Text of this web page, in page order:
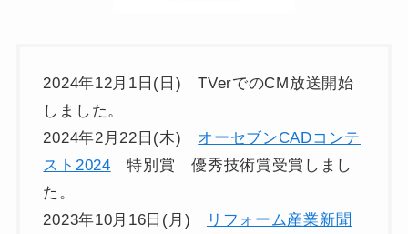
2024年12月1日(日) TVerでのCM放送開始
しました。
2024年2月22日(木) オーセブンCADコンテ
スト2024 特別賞 優秀技術賞受賞しまし
た。
2023年10月16日(月)
リフォーム産業新聞